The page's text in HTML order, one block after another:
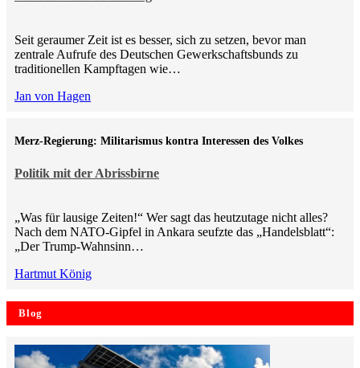
Seit geraumer Zeit ist es besser, sich zu setzen, bevor man
zentrale Aufrufe des Deutschen Gewerkschaftsbunds zu
traditionellen Kampftagen wie…
Jan von Hagen
Politik mit der Abrissbirne
Merz-Regierung: Militarismus kontra Inte­ressen des Volkes
„Was für lausige Zeiten!“ Wer sagt das heutzutage nicht alles?
Nach dem NATO-Gipfel in Ankara seufzte das „Handelsblatt“:
„Der Trump-Wahnsinn…
Hartmut König
Blog